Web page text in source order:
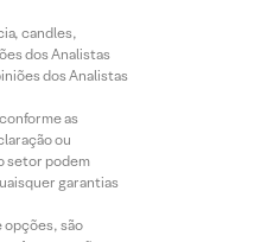
candles,
dos Analistas
dos Analistas
as
ou
setor podem
garantias
opções, são